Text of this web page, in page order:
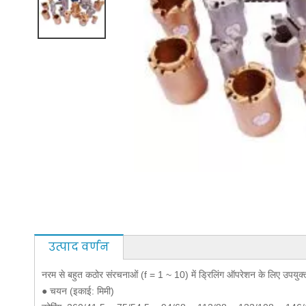
उत्पाद वर्णन
नरम से बहुत कठोर संरचनाओं (f = 1 ~ 10) में ड्रिलिंग ऑपरेशन के लिए
● चयन (इकाई: मिमी)